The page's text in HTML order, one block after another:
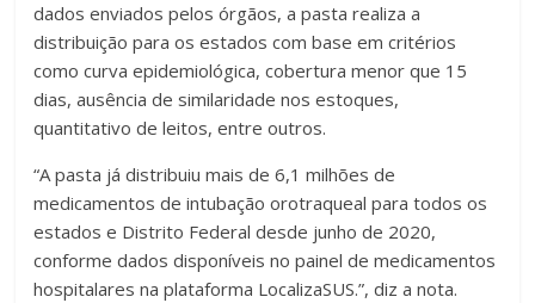
dados enviados pelos órgãos, a pasta realiza a
distribuição para os estados com base em critérios
como curva epidemiológica, cobertura menor que 15
dias, ausência de similaridade nos estoques,
quantitativo de leitos, entre outros.
“A pasta já distribuiu mais de 6,1 milhões de
medicamentos de intubação orotraqueal para todos os
estados e Distrito Federal desde junho de 2020,
conforme dados disponíveis no painel de medicamentos
hospitalares na plataforma LocalizaSUS.”, diz a nota.